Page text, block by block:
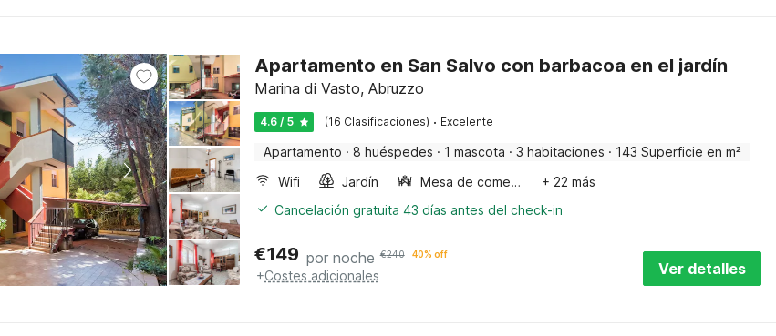
Apartamento en San Salvo con barbacoa en el jardín
Marina di Vasto, Abruzzo
4.6 / 5 (16 Clasificaciones) · Excelente
Apartamento · 8 huéspedes · 1 mascota · 3 habitaciones · 143 Superficie en m²
Wifi
Jardín Mesa de comedor
+ 22 más
Cancelación gratuita 43 días antes del check-in
€149 por noche €240 40% off
+Costes adicionales Ver detalles